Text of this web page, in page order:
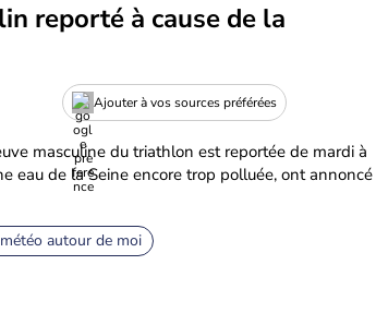
reporté à cause de la
Ajouter à vos sources préférées
masculine du triathlon est reportée de mardi à
eau de la Seine encore trop polluée, ont annoncé
autour de moi